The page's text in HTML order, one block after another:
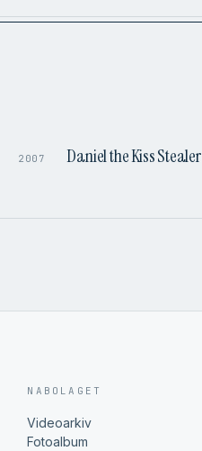
2007 Daniel the Kiss Stealer
NABOLAGET
Videoarkiv
Fotoalbum